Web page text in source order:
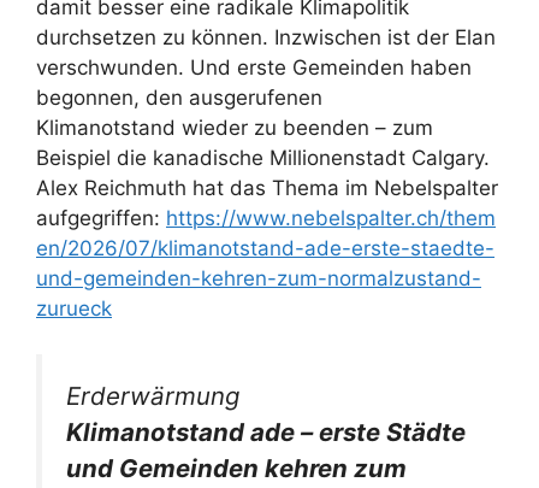
damit besser eine radikale Klimapolitik
durchsetzen zu können. Inzwischen ist der Elan
verschwunden. Und erste Gemeinden haben
begonnen, den ausgerufenen
Klimanotstand wieder zu beenden – zum
Beispiel die kanadische Millionenstadt Calgary.
Alex Reichmuth hat das Thema im Nebelspalter
aufgegriffen: https://www.nebelspalter.ch/them
en/2026/07/klimanotstand-ade-erste-staedte-
und-gemeinden-kehren-zum-normalzustand-
zurueck
Erderwärmung
Klimanotstand ade – erste Städte
und Gemeinden kehren zum